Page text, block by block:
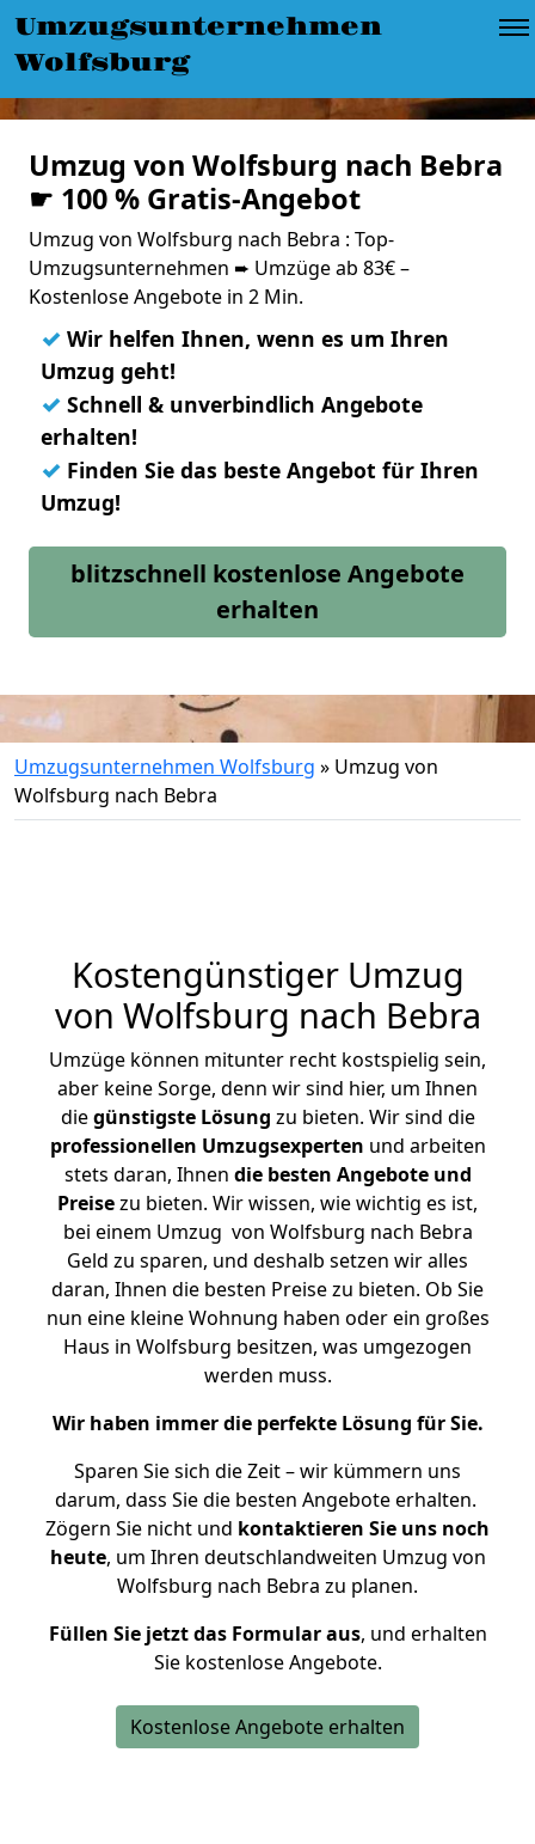
Umzugsunternehmen
Wolfsburg
Umzug von Wolfsburg nach Bebra
☛ 100 % Gratis-Angebot
Umzug von Wolfsburg nach Bebra : Top-
Umzugsunternehmen ➨ Umzüge ab 83€ –
Kostenlose Angebote in 2 Min.
✓ Wir helfen Ihnen, wenn es um Ihren
Umzug geht!
✓ Schnell & unverbindlich Angebote
erhalten!
✓ Finden Sie das beste Angebot für Ihren
Umzug!
blitzschnell kostenlose Angebote
erhalten
Umzugsunternehmen Wolfsburg » Umzug von
Wolfsburg nach Bebra
Kostengünstiger Umzug
von Wolfsburg nach Bebra
Umzüge können mitunter recht kostspielig sein,
aber keine Sorge, denn wir sind hier, um Ihnen
diegünstigste Lösung zu bieten. Wir sind die
professionellen Umzugsexperten und arbeiten
stets daran, Ihnen die besten Angebote und
Preisezu bieten. Wir wissen, wie wichtig es ist,
bei einem Umzug von Wolfsburg nach Bebra
Geld zu sparen, und deshalb setzen wir alles
daran, Ihnen die besten Preise zu bieten. Ob Sie
nun eine kleine Wohnung haben oder ein großes
Haus in Wolfsburg besitzen, was umgezogen
werden muss.
Wir haben immer die perfekte Lösung für Sie.
Sparen Sie sich die Zeit – wir kümmern uns
darum, dass Sie die besten Angebote erhalten.
Zögern Sie nicht und kontaktieren Sie uns noch
heute, um Ihren deutschlandweiten Umzug von
Wolfsburg nach Bebra zu planen.
Füllen Sie jetzt das Formular aus, und erhalten
Sie kostenlose Angebote.
Kostenlose Angebote erhalten